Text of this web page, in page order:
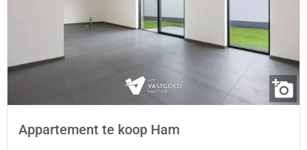
Appartement te koop Ham